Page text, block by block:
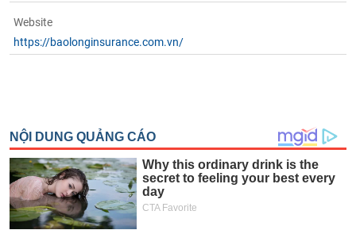
Website
https://baolonginsurance.com.vn/